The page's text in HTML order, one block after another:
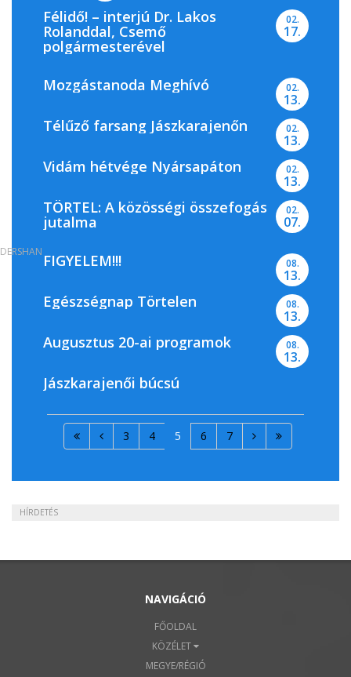
Félidő! – interjú Dr. Lakos
Rolanddal, Csemő
polgármesterével
02.
17.
Mozgástanoda Meghívó 02.
13.
Télűző farsang Jászkarajenőn 02.
13.
Vidám hétvége Nyársapáton 02.
13.
TÖRTEL: A közösségi összefogás
jutalma
02.
07.
FIGYELEM!!! 08.
13.
Egészségnap Törtelen 08.
13.
Augusztus 20-ai programok 08.
13.
Jászkarajenői búcsú
3 4 5 6 7
HÍRDETÉS
NAVIGÁCIÓ
FŐOLDAL
KÖZÉLET
MEGYE/RÉGIÓ
DERSHAN